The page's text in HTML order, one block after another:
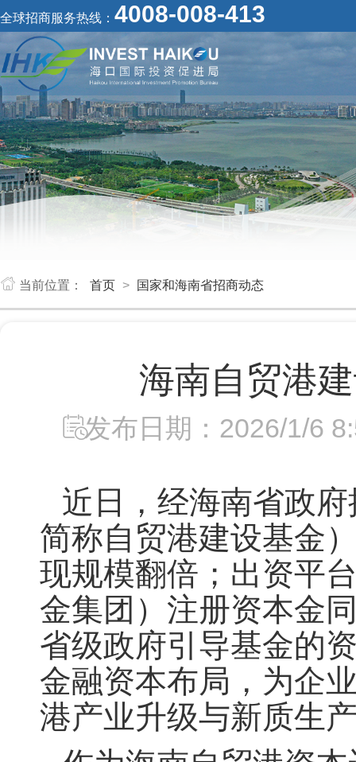
全球招商服务热线： 4008-008-413
当前位置： 首页 > 国家和海南省招商动态
海南自贸港
发布日期：2026/1/6
近日，经海南省政
简称自贸港建设基金
现规模翻倍；出资平
金集团）注册资本金
省级政府引导基金的
金融资本布局，为企
港产业升级与新质生